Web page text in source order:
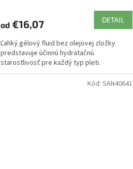
od €16,07 DETAIL
Ľahký gélový fluid bez olejovej zložky
predstavuje účinnú hydratačnú
starostlivosť pre každý typ pleti.
Kód: SAN40641